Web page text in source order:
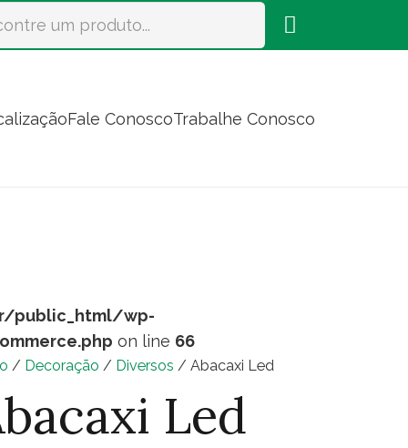
Fale ConoscoTrabalhe Conosco
public_html/wp-
on line 66
/ Decoração / Diversos / Abacaxi Led
Led